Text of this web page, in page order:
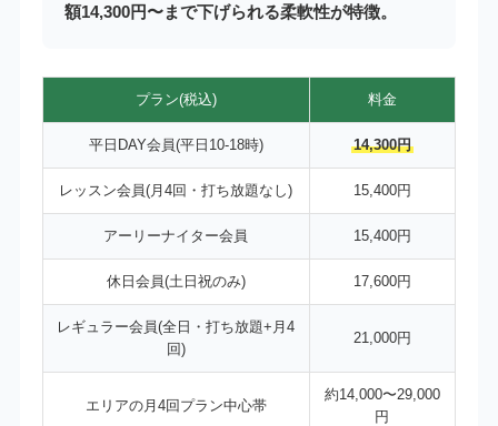
額14,300円〜まで下げられる柔軟性が特徴。
プラン(税込) 料金
平日DAY会員(平日10-18時) 14,300円
レッスン会員(月4回・打ち放題なし) 15,400円
アーリーナイター会員 15,400円
休日会員(土日祝のみ) 17,600円
レギュラー会員(全日・打ち放題+月4
回)
21,000円
エリアの月4回プラン中心帯
約14,000〜29,000
円